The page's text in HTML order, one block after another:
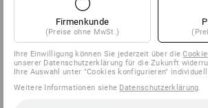
Firmenkunde
(Preise ohne MwSt.)
Ihre Einwilligung können Sie jederzeit über die
unserer Datenschutzerklärung für die Zukunft
Ihre Auswahl unter "Cookies konfigurieren"
Weitere Informationen siehe Datenschutzerklärung.